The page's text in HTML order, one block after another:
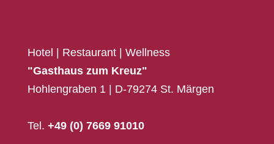
Hotel | Restaurant | Wellness
"Gasthaus zum Kreuz"
Hohlengraben 1 | D-79274 St. Märgen
Tel. +49 (0) 7669 91010